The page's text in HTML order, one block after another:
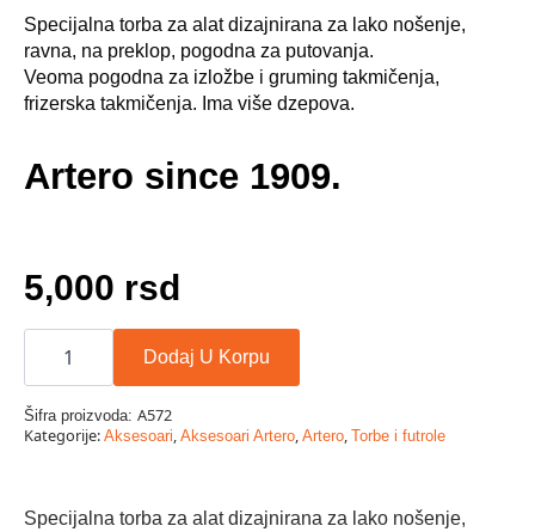
Specijalna torba za alat dizajnirana za lako nošenje,
ravna, na preklop, pogodna za putovanja.
Veoma pogodna za izložbe i gruming takmičenja,
frizerska takmičenja. Ima više dzepova.
Artero since 1909.
5,000 rsd
TORBA
ARTERO Dodaj U Korpu
Šifra proizvoda: A572
Kategorije: Aksesoari Aksesoari Artero Artero Torbe i futrole
Specijalna torba za alat dizajnirana za lako nošenje,